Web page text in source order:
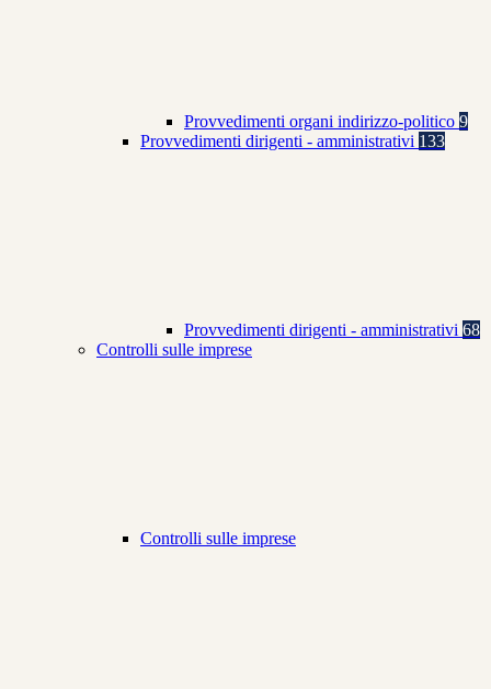
Provvedimenti organi indirizzo-politico 9
Provvedimenti dirigenti - amministrativi 133
Provvedimenti dirigenti - amministrativi 68
Controlli sulle imprese
Controlli sulle imprese